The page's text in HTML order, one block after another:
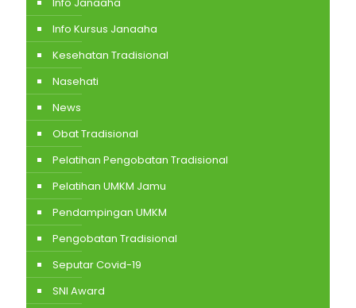
Info Kursus Janaaha
Kesehatan Tradisional
Nasehati
News
Obat Tradisional
Pelatihan Pengobatan Tradisional
Pelatihan UMKM Jamu
Pendampingan UMKM
Pengobatan Tradisional
Seputar Covid-19
SNI Award